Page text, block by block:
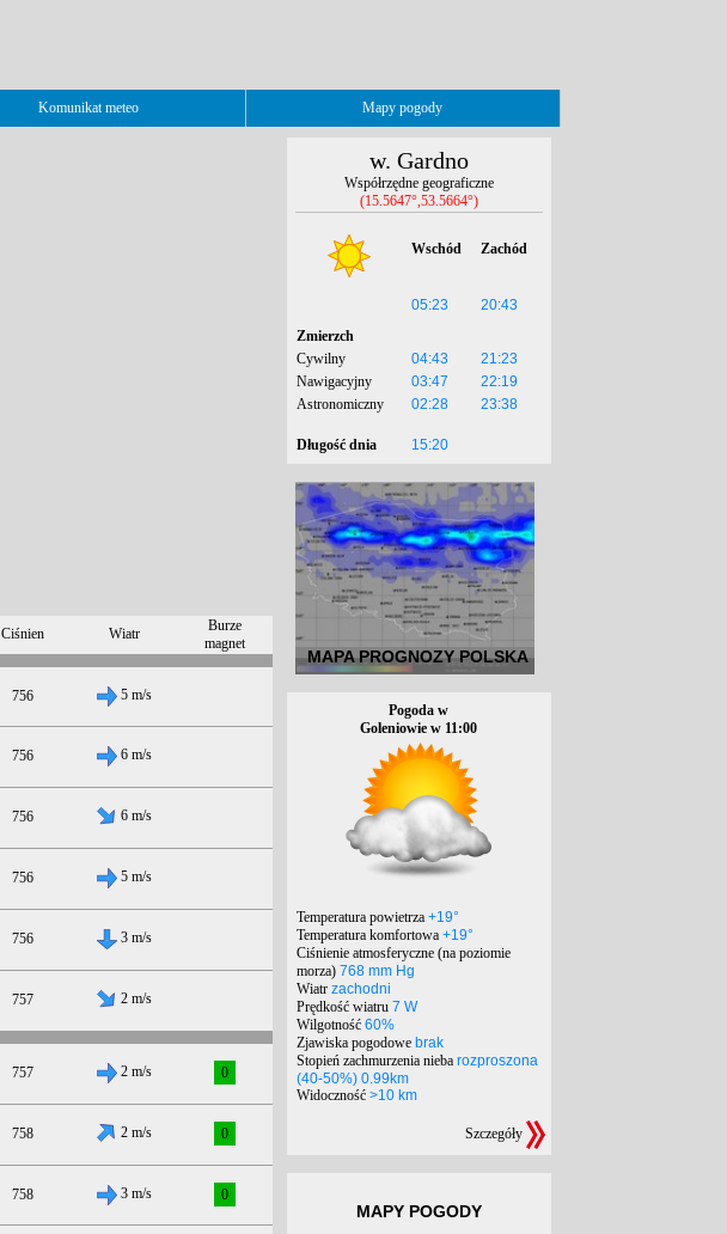
Komunikat meteo Mapy pogody
Ciśnien Wiatr
Burze
magnet
756 5 m/s
756 6 m/s
756 6 m/s
756 5 m/s
756 3 m/s
757 2 m/s
757 2 m/s 0
758 2 m/s 0
758 3 m/s 0
w. Gardno
Współrzędne geograficzne
(15.5647°,53.5664°)
Wschód Zachód
05:23
20:43
Zmierzch
Cywilny
04:43
21:23
Nawigacyjny
03:47
22:19
Astronomiczny
02:28 23:38
Długość dnia 15:20
MAPA PROGNOZY POLSKA
Pogoda w
Goleniowie w 11:00
Temperatura powietrza +19°
Temperatura komfortowa +19°
Ciśnienie atmosferyczne (na poziomie
morza) 768 mm Hg
Wiatr zachodni
Prędkość wiatru 7 W
Wilgotność 60%
Zjawiska pogodowe brak
Stopień zachmurzenia nieba rozproszona
(40-50%) 0.99km
Widoczność >10 km
Szczegóły
MAPY POGODY